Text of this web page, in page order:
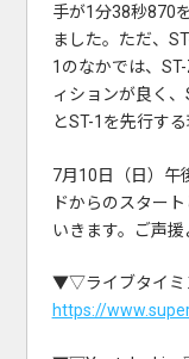
手が1分38秒870
ました。ただ、
1のなかでは、
ィションが良く
とST-1を先行す
7月10日（日）午
ドからのスター
いきます。ご声援
▼▽ライブタイ
https://